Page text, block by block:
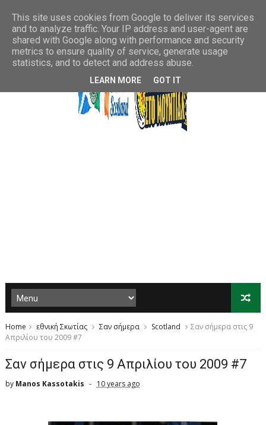
Home εθνική Σκωτίας Σαν σήμερα Scotland
Σαν σήμερα στις 9
Απριλίου του 2009 #7
Σαν σήμερα στις 9 Απριλίου του 2009 #7
by Manos Kassotakis 10 years ago
This site uses cookies from Google to deliver its services
and to analyze traffic. Your IP address and user-agent are
shared with Google along with performance and security
metrics to ensure quality of service, generate usage
statistics, and to detect and address abuse.
LEARN MORE GOT IT